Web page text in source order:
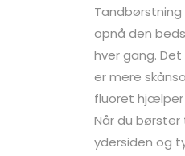
opnå den
hver gang.
er mere
fluoret
Når du
ydersiden og